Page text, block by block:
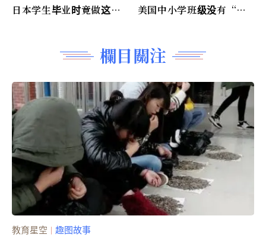
日本学生毕业时竟做这种
美国中小学班级没有“班
欄目關注
教育星空 ｜ 趣图故事